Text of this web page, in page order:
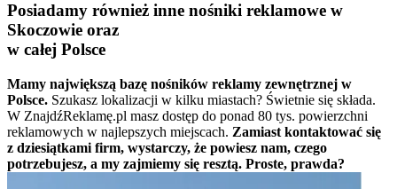
Posiadamy również inne nośniki reklamowe w
Skoczowie oraz
w całej Polsce
Mamy największą bazę nośników reklamy zewnętrznej w
Polsce. Szukasz lokalizacji w kilku miastach? Świetnie się składa.
W ZnajdźReklamę.pl masz dostęp do ponad 80 tys. powierzchni
reklamowych w najlepszych miejscach. Zamiast kontaktować się
z dziesiątkami firm, wystarczy, że powiesz nam, czego
potrzebujesz, a my zajmiemy się resztą. Proste, prawda?